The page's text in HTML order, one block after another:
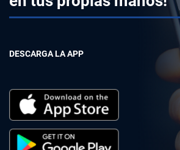
DESCARGA LA APP